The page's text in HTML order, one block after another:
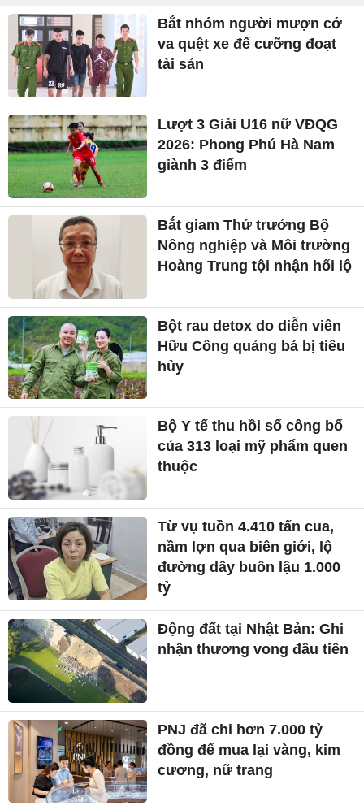
Bắt nhóm người mượn cớ
va quệt xe để cưỡng đoạt
tài sản
Lượt 3 Giải U16 nữ VĐQG
2026: Phong Phú Hà Nam
giành 3 điểm
Bắt giam Thứ trưởng Bộ
Nông nghiệp và Môi trường
Hoàng Trung tội nhận hối lộ
Bột rau detox do diễn viên
Hữu Công quảng bá bị tiêu
hủy
Bộ Y tế thu hồi số công bố
của 313 loại mỹ phẩm quen
thuộc
Từ vụ tuồn 4.410 tấn cua,
nầm lợn qua biên giới, lộ
đường dây buôn lậu 1.000
tỷ
Động đất tại Nhật Bản: Ghi
nhận thương vong đầu tiên
PNJ đã chi hơn 7.000 tỷ
đồng để mua lại vàng, kim
cương, nữ trang